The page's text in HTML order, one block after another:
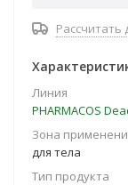
Рассчитать
Линия
PHARMACOS
Зона
для тела
Тип продукта